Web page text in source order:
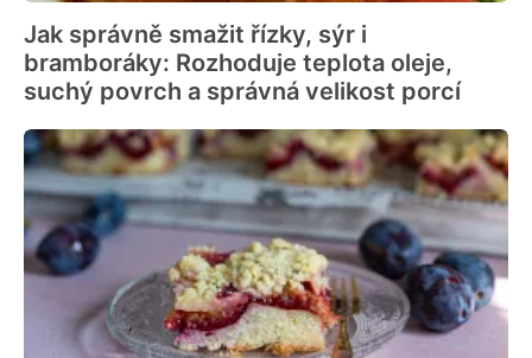
Jak správně smažit řízky, sýr i
bramboráky: Rozhoduje teplota oleje,
suchý povrch a správná velikost porcí